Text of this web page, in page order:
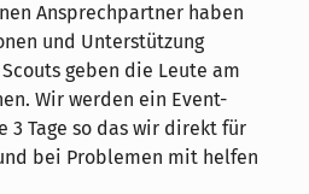
Ansprechpartner haben
und Unterstützung
geben die Leute am
Wir werden ein Event-
3 Tage so das wir direkt für
bei Problemen mit helfen